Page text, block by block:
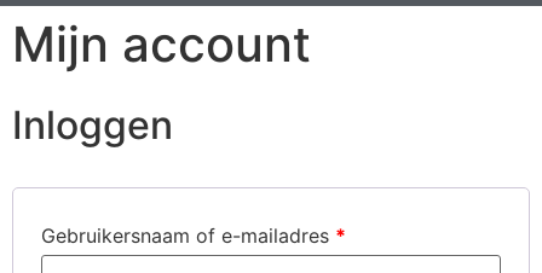
Mijn account
Inloggen
Gebruikersnaam of e-mailadres *